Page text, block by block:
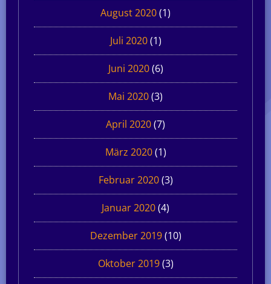
August 2020(1)
Juli 2020(1)
Juni 2020(6)
Mai 2020(3)
April 2020(7)
März 2020(1)
Februar 2020(3)
Januar 2020(4)
Dezember 2019(10)
Oktober 2019(3)